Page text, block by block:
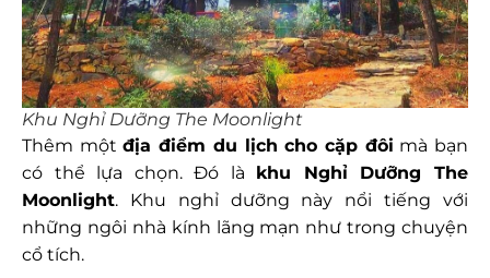
Khu Nghỉ Dưỡng The Moonlight
Thêm mộtđịa điểm du lịch cho cặp đôi mà bạn
có thể lựa chọn. Đó là khu Nghỉ Dưỡng The
Moonlight. Khu nghỉ dưỡng này nổi tiếng với
những ngôi nhà kính lãng mạn như trong chuyện
cổ tích.